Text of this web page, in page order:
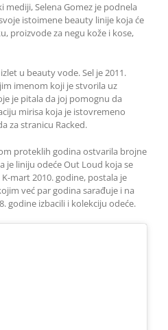
mediji, Selena Gomez je podnela
istoimene beauty linije koja će
proizvode za negu kože i kose,
u beauty vode. Sel je 2011.
imenom koji je stvorila uz
je pitala da joj pomognu da
mirisa koja je istovremeno
za stranicu Racked.
proteklih godina ostvarila brojne
je liniju odeće Out Loud koja se
mart 2010. godine, postala je
već par godina sarađuje i na
godine izbacili i kolekciju odeće.